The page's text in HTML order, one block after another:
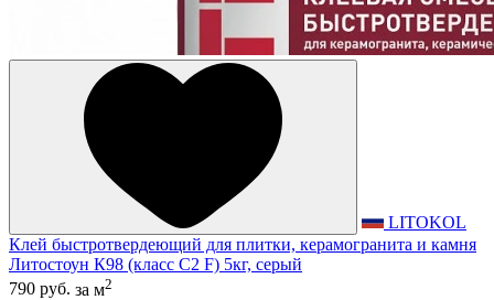
LITOKOL
Клей быстротвердеющий для плитки, керамогранита и камня
Литостоун К98 (класс С2 F) 5кг, серый
790 руб. за м2